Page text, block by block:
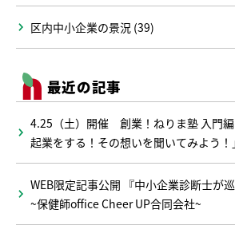
区内中小企業の景況 (39)
最近の記事
4.25（土）開催 創業！ねりま塾 入門
起業をする！その想いを聞いてみよう！」
WEB限定記事公開 『中小企業診断士が
~保健師office Cheer UP合同会社~